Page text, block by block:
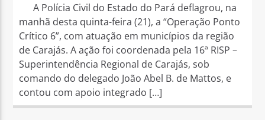
A Polícia Civil do Estado do Pará deflagrou, na
manhã desta quinta-feira (21), a “Operação Ponto
Crítico 6”, com atuação em municípios da região
de Carajás. A ação foi coordenada pela 16ª RISP –
Superintendência Regional de Carajás, sob
comando do delegado João Abel B. de Mattos, e
contou com apoio integrado […]